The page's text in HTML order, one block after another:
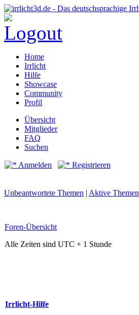
Home
Irrlicht
Hilfe
Showcase
Community
Profil
Übersicht
Mitglieder
FAQ
Suchen
Anmelden Registrieren
Unbeantwortete Themen | Aktive Themen
Foren-Übersicht
Alle Zeiten sind UTC + 1 Stunde
Irrlicht-Hilfe